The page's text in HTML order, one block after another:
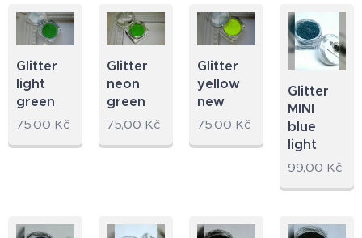
Glitter
light
green
75,00 Kč
Glitter
neon
green
75,00 Kč
Glitter
yellow
new
75,00 Kč
Glitter
MINI
blue
light
99,00 Kč